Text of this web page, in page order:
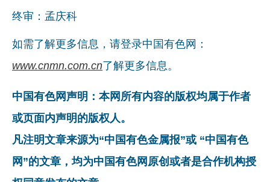
终审：孟庆科
如需了解更多信息，请登录中国有色网：
www.cnmn.com.cn了解更多信息。
中国有色网声明：本网所有内容的版权均属于作者
或页面内声明的版权人。
凡注明文章来源为“中国有色金属报”或 “中国有色
网”的文章，均为中国有色网原创或者是合作机构授